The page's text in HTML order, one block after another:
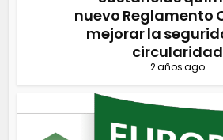
nuevo Reglamento
mejorar la
circularidad
2 años ago